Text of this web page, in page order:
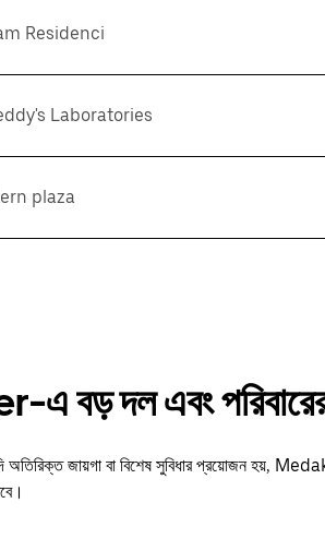
Residenci
Laboratories
plaza
এ বড় দল এবং
অতিরিক্ত জায়গা বা বিশেষ সুবিধার প্রয়োজন হয়,